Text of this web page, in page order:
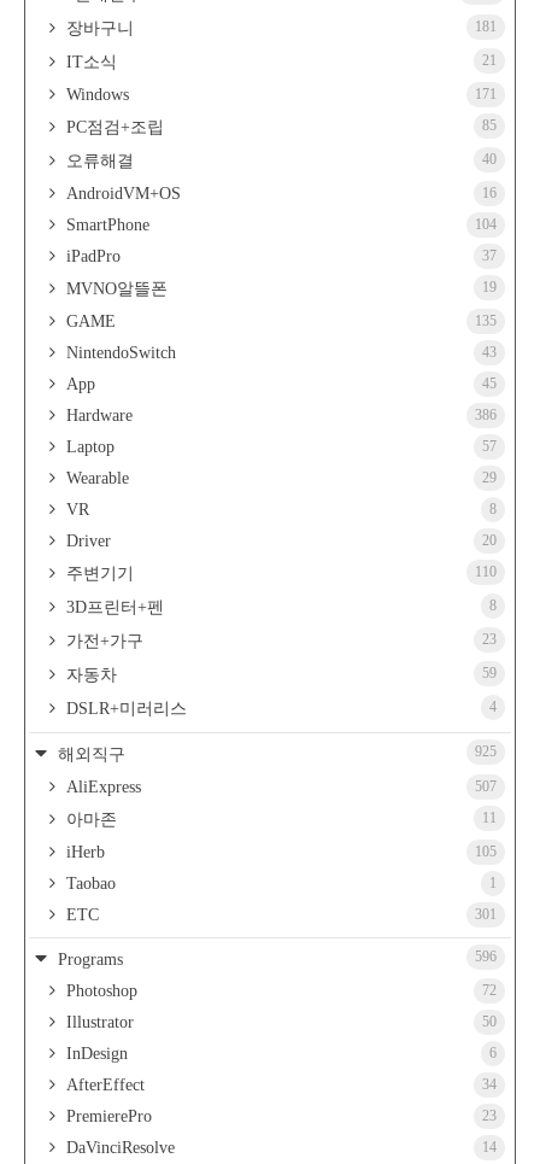
장바구니 181
IT소식 21
Windows 171
PC점검+조립 85
오류해결 40
AndroidVM+OS 16
SmartPhone 104
iPadPro 37
MVNO알뜰폰 19
GAME 135
NintendoSwitch 43
App 45
Hardware 386
Laptop 57
Wearable 29
VR 8
Driver 20
주변기기 110
3D프린터+펜 8
가전+가구 23
자동차 59
DSLR+미러리스 4
해외직구 925
AliExpress 507
아마존 11
iHerb 105
Taobao 1
ETC 301
Programs 596
Photoshop 72
Illustrator 50
InDesign 6
AfterEffect 34
PremierePro 23
DaVinciResolve 14